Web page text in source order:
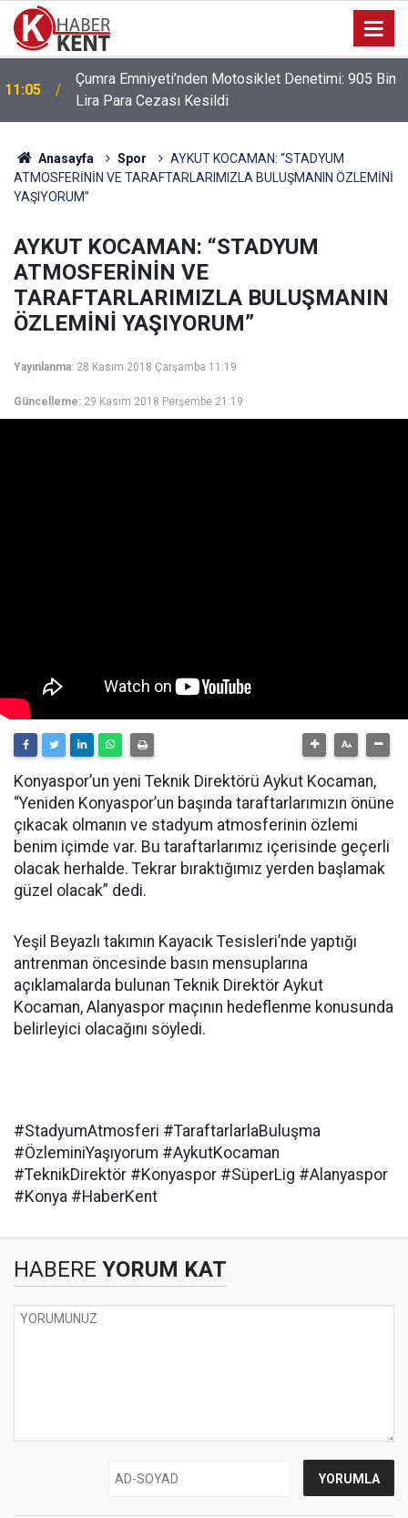
10:38
Park Halindeki Aracın Camını Kırarak Para ve
Altınları Çalan Şüpheliler Yakalandı
Anasayfa Spor
AYKUT KOCAMAN: “STADYUM
ATMOSFERİNİN VE TARAFTARLARIMIZLA BULUŞMANIN ÖZLEMİNİ
YAŞIYORUM”
AYKUT KOCAMAN: “STADYUM
ATMOSFERİNİN VE
TARAFTARLARIMIZLA BULUŞMANIN
ÖZLEMİNİ YAŞIYORUM”
Yayınlanma: 28 Kasım 2018 Çarşamba 11:19
Güncelleme: 29 Kasım 2018 Perşembe 21:19
Konyaspor’un yeni Teknik Direktörü Aykut Kocaman,
“Yeniden Konyaspor’un başında taraftarlarımızın önüne
çıkacak olmanın ve stadyum atmosferinin özlemi
benim içimde var. Bu taraftarlarımız içerisinde geçerli
olacak herhalde. Tekrar bıraktığımız yerden başlamak
güzel olacak” dedi.
Yeşil Beyazlı takımın Kayacık Tesisleri’nde yaptığı
antrenman öncesinde basın mensuplarına
açıklamalarda bulunan Teknik Direktör Aykut
Kocaman, Alanyaspor maçının hedeflenme konusunda
belirleyici olacağını söyledi.
#StadyumAtmosferi #TaraftarlarlaBuluşma
#ÖzleminiYaşıyorum #AykutKocaman
#TeknikDirektör #Konyaspor #SüperLig #Alanyaspor
#Konya #HaberKent
HABERE YORUM KAT